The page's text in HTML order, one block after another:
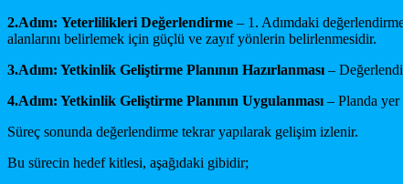
2.Adım: Yeterlilikleri Değerlendirme – 1. Adımdaki
alanlarını belirlemek için güçlü ve zayıf yönlerin belirlenmesidir.
3.Adım: Yetkinlik Geliştirme Planının Hazırlanması –
4.Adım: Yetkinlik Geliştirme Planının Uygulanması – Planda
Süreç sonunda değerlendirme tekrar yapılarak gelişim izlenir.
Bu sürecin hedef kitlesi, aşağıdaki gibidir;